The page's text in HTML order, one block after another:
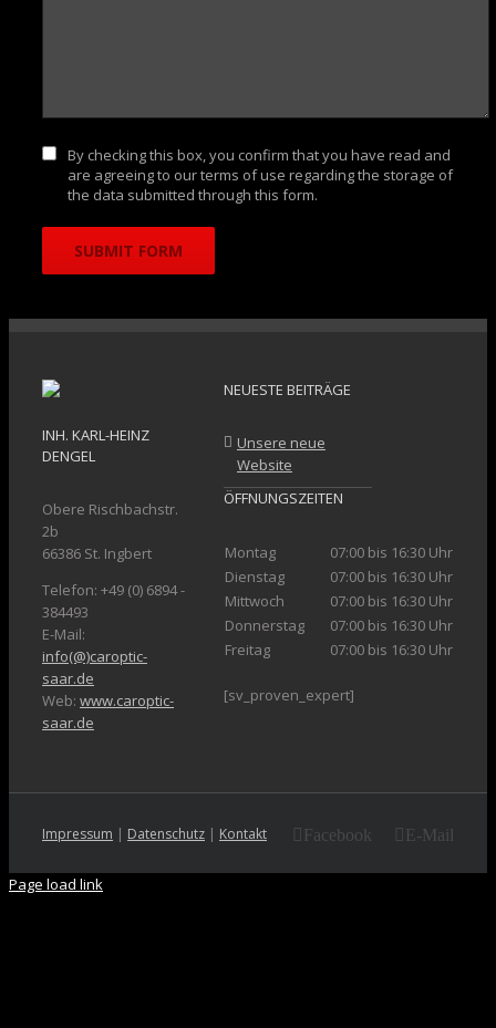
By checking this box, you confirm that you have read and
are agreeing to our terms of use regarding the storage of
the data submitted through this form.
INH. KARL-HEINZ
DENGEL
Obere Rischbachstr.
2b
66386 St. Ingbert
Telefon: +49 (0) 6894 -
384493
E-Mail:
info(@)caroptic-
saar.de
Web: www.caroptic-
saar.de
NEUESTE BEITRÄGE
Unsere neue
Website
ÖFFNUNGSZEITEN
Montag
07:00 bis 16:30 Uhr
Dienstag
07:00 bis 16:30 Uhr
Mittwoch
07:00 bis 16:30 Uhr
Donnerstag
07:00 bis 16:30 Uhr
Freitag
07:00 bis 16:30 Uhr
[sv_proven_expert]
Impressum | Datenschutz | Kontakt Facebook E-Mail
Page load link